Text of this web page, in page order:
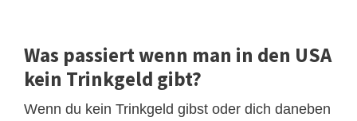
Was passiert wenn man in den USA
kein Trinkgeld gibt?
Wenn du kein Trinkgeld gibst oder dich daneben